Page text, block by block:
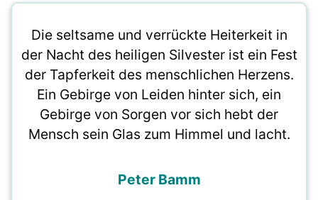
Die seltsame und verrückte Heiterkeit in
der Nacht des heiligen Silvester ist ein Fest
der Tapferkeit des menschlichen Herzens.
Ein Gebirge von Leiden hinter sich, ein
Gebirge von Sorgen vor sich hebt der
Mensch sein Glas zum Himmel und lacht.
Peter Bamm